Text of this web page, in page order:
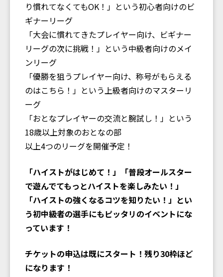
り慣れてなくてもOK！」という初心者向けのビ
ギナーリーグ
「大会に慣れてきたプレイヤー向け、ビギナー
リーグの次に挑戦！」という中級者向けのメイ
ンリーグ
「優勝を狙うプレイヤー向け、称号がもらえる
のはこちら！」という上級者向けのマスターリ
ーグ
「おとなプレイヤーの交流と腕試し！」という
18歳以上対象のおとなの部
以上4つのリーグを開催予定！
「ハイストがはじめて！」「普段オールスター
で遊んでてもっとハイストを楽しみたい！」
「ハイストの強くなるコツを知りたい！」とい
う初中級者の選手にもピッタリのイベントにな
っています！
チケットの申込は既にスタート！残り30枠ほど
になります！